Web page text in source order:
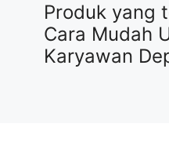
Produk yang
Cara Mudah
Karyawan